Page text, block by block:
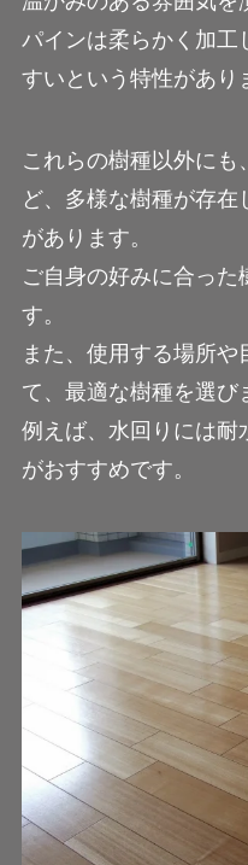
パインは柔らかく加工
すいという特性があり
これらの樹種以外に
ど、多様な樹種が存
があります。
ご自身の好みに合っ
す。
また、使用する場所
て、最適な樹種を選び
例えば、水回りには耐
がおすすめです。